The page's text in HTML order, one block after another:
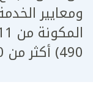
ومعايير
490) أكثر من 50 تخصصاً طبياً وجراحياً.